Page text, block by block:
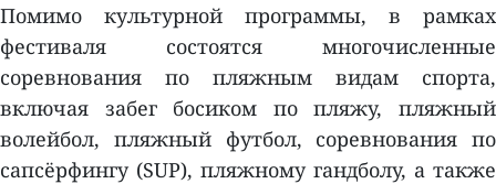
Помимо культурной программы, в рамках
фестиваля состоятся многочисленные
соревнования по пляжным видам спорта,
включая забег босиком по пляжу, пляжный
волейбол, пляжный футбол, соревнования по
сапсёрфингу (SUP), пляжному гандболу, а также